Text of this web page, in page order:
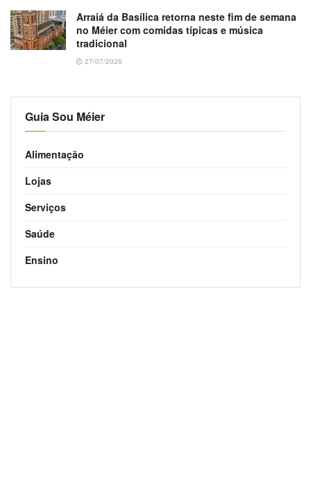
Arraiá da Basílica retorna neste fim de semana
no Méier com comidas típicas e música
tradicional
27/07/2026
Guia Sou Méier
Alimentação
Lojas
Serviços
Saúde
Ensino